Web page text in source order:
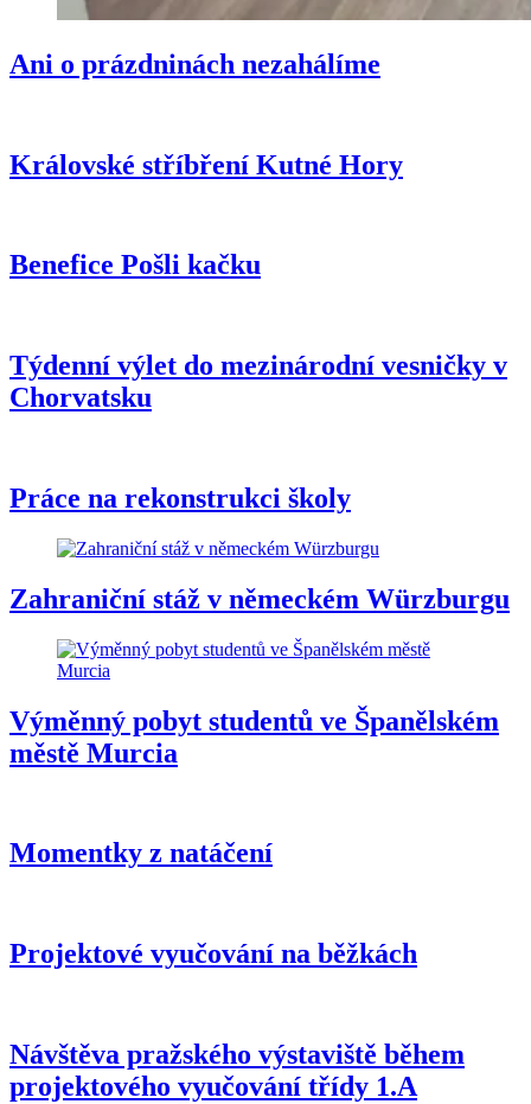
Ani o prázdninách nezahálíme
Královské stříbření Kutné Hory
Benefice Pošli kačku
Týdenní výlet do mezinárodní vesničky v
Chorvatsku
Práce na rekonstrukci školy
Zahraniční stáž v německém Würzburgu
Výměnný pobyt studentů ve Španělském
městě Murcia
Momentky z natáčení
Projektové vyučování na běžkách
Návštěva pražského výstaviště během
projektového vyučování třídy 1.A